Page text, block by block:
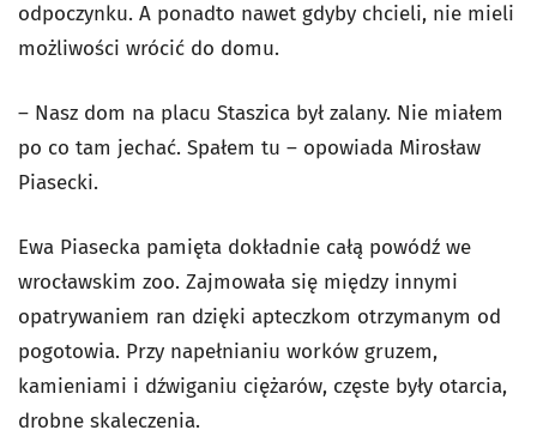
odpoczynku. A ponadto nawet gdyby chcieli, nie mieli
możliwości wrócić do domu.
– Nasz dom na placu Staszica był zalany. Nie miałem
po co tam jechać. Spałem tu – opowiada Mirosław
Piasecki.
Ewa Piasecka pamięta dokładnie całą powódź we
wrocławskim zoo. Zajmowała się między innymi
opatrywaniem ran dzięki apteczkom otrzymanym od
pogotowia. Przy napełnianiu worków gruzem,
kamieniami i dźwiganiu ciężarów, częste były otarcia,
drobne skaleczenia.